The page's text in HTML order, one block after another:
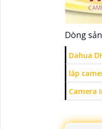
Dòng
Dahua
lắp
Camera